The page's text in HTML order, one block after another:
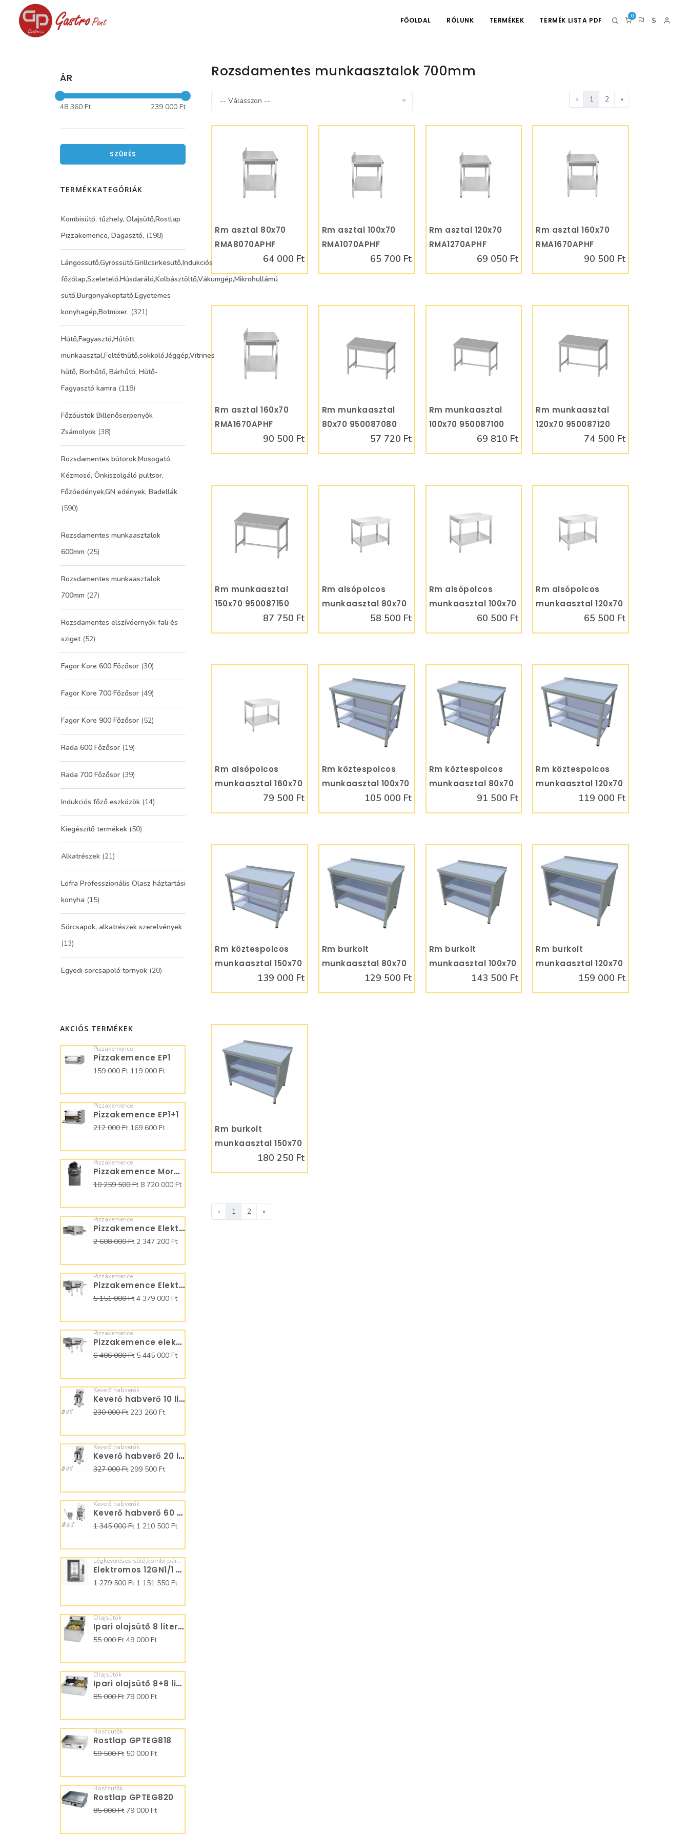
0
FŐOLDAL RÓLUNK TERMÉKEK TERMÉK LISTA PDF
Rozsdamentes munkaasztalok 700mm
« 1 2 »
KOSÁRBA
Rm asztal 80x70
RMA8070APHF
64 000 Ft
KOSÁRBA
Rm asztal 100x70
RMA1070APHF
65 700 Ft
KOSÁRBA
Rm asztal 120x70
RMA1270APHF
69 050 Ft
KOSÁRBA
Rm asztal 160x70
RMA1670APHF
90 500 Ft
KOSÁRBA
Rm asztal 160x70
RMA1670APHF
90 500 Ft
KOSÁRBA
Rm munkaasztal
80x70 950087080
57 720 Ft
KOSÁRBA
Rm munkaasztal
100x70 950087100
69 810 Ft
KOSÁRBA
Rm munkaasztal
120x70 950087120
74 500 Ft
KOSÁRBA
Rm munkaasztal
150x70 950087150
87 750 Ft
KOSÁRBA
Rm alsópolcos
munkaasztal 80x70
RMA8070AP58 500 Ft
KOSÁRBA
Rm alsópolcos
munkaasztal 100x70
60 500 Ft
KOSÁRBA
Rm alsópolcos
munkaasztal 120x70
65 500 Ft
KOSÁRBA
Rm alsópolcos
munkaasztal 160x70
79 500 Ft
KOSÁRBA
Rm köztespolcos
munkaasztal 100x70
105 000 Ft
KOSÁRBA
Rm köztespolcos
munkaasztal 80x70
91 500 Ft
KOSÁRBA
Rm köztespolcos
munkaasztal 120x70
119 000 Ft
KOSÁRBA
Rm köztespolcos
munkaasztal 150x70
139 000 Ft
KOSÁRBA
Rm burkolt
munkaasztal 80x70
129 500 Ft
KOSÁRBA
Rm burkolt
munkaasztal 100x70
143 500 Ft
KOSÁRBA
Rm burkolt
munkaasztal 120x70
159 000 Ft
KOSÁRBA
Rm burkolt
munkaasztal 150x70
180 250 Ft
« 1 2 »
ÁR
48 360 Ft 239 000 Ft
SZŰRÉS
TERMÉKKATEGÓRIÁK
Kombisütő, tűzhely, Olajsütő,Rostlap
Pizzakemence, Dagasztó, (198)
Lángossütő,Gyrossütő,Grillcsirkesütő,Indukciós
főzőlap,Szeletelő,Húsdaráló,Kolbásztöltő,Vákumgép,Mikrohullámú
sütő,Burgonyakoptató,Egyetemes
konyhagép,Botmixer. (321)
Hűtő,Fagyasztó,Hűtött
munkaasztal,Feltéthűtő,sokkoló.Jéggép,Vitrines
hűtő, Borhűtő, Bárhűtő, Hűtő-
Fagyasztó kamra (118)
Főzőüstök Billenőserpenyők
Zsámolyok (38)
Rozsdamentes bútorok,Mosogató,
Kézmosó, Önkiszolgáló pultsor,
Főzőedények,GN edények, Badellák
(590)
Rozsdamentes munkaasztalok
600mm (25)
Rozsdamentes munkaasztalok
700mm (27)
Rozsdamentes elszívóernyők fali és
sziget (52)
Fagor Kore 600 Főzősor (30)
Fagor Kore 700 Főzősor (49)
Fagor Kore 900 Főzősor (52)
Rada 600 Főzősor (19)
Rada 700 Főzősor (39)
Indukciós főző eszközök (14)
Kiegészítő termékek (50)
Alkatrészek (21)
Lofra Professzionális Olasz háztartási
konyha (15)
Sörcsapok, alkatrészek szerelvények
(13)
Egyedi sörcsapoló tornyok (20)
AKCIÓS TERMÉKEK
Pizzakemence
Pizzakemence EP1
159 000 Ft119 000 Ft
Pizzakemence
Pizzakemence EP1+1
212 000 Ft169 600 Ft
Pizzakemence
Pizzakemence Moretti Forni Neapolis MFN9
10 259 500 Ft8 720 000 Ft
Pizzakemence
Pizzakemence Elektromos Moretti Forni futószalagos T64E
2 608 000 Ft2 347 200 Ft
Pizzakemence
Pizzakemence Elektromos Moretti Forni futószalagos T75E
5 151 000 Ft4 379 000 Ft
Pizzakemence
Pizzakemence elektromos Moretti Forni futószalagos T96E
6 406 000 Ft5 445 000 Ft
Keverő habverők
Keverő habverő 10 literes B10
230 000 Ft223 260 Ft
Keverő habverők
Keverő habverő 20 literes B20
327 000 Ft299 500 Ft
Keverő habverők
Keverő habverő 60 literes B60A C784600
1 345 000 Ft1 210 500 Ft
Légkeveréses sütő,kombi pároló
Elektromos 12GN1/1 Kombipároló Manuális SQ12M0N0
1 279 500 Ft1 151 550 Ft
Olajsütők
Ipari olajsütő 8 literes
55 000 Ft49 000 Ft
Olajsütők
Ipari olajsütő 8+8 literes
85 000 Ft79 000 Ft
Rostsütők
Rostlap GPTEG818
59 500 Ft50 000 Ft
Rostsütők
Rostlap GPTEG820
85 000 Ft79 000 Ft